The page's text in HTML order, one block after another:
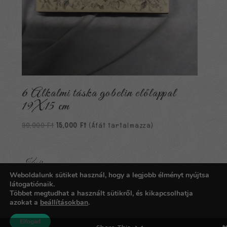
6 Alkalmi táska gobelin előlappal
19X15 cm
30,000Ft Original
15,000 FtCurrent
(Áfát tartalmazza)
Kosár
Nincsenek termékek a kosárban.
Copyright © 2026
Weboldalunk sütiket használ, hogy a legjobb élményt nyújtsa
látogatiónaik.
Többet megtudhat a használt sütikről, és kikapcsolhatja
azokat a beállításokban.
Elfogad